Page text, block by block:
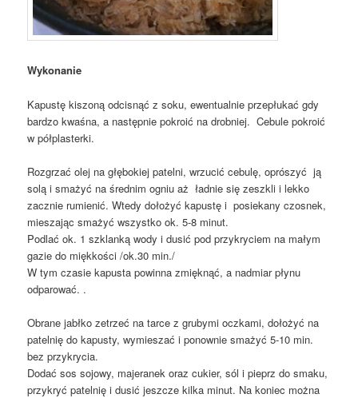
Wykonanie
Kapustę kiszoną odcisnąć z soku, ewentualnie przepłukać gdy
bardzo kwaśna, a następnie pokroić na drobniej. Cebule pokroić
w półplasterki.
Rozgrzać olej na głębokiej patelni, wrzucić cebulę, oprószyć ją
solą i smażyć na średnim ogniu aż ładnie się zeszkli i lekko
zacznie rumienić. Wtedy dołożyć kapustę i posiekany czosnek,
mieszając smażyć wszystko ok. 5-8 minut.
Podlać ok. 1 szklanką wody i dusić pod przykryciem na małym
gazie do miękkości /ok.30 min./
W tym czasie kapusta powinna zmięknąć, a nadmiar płynu
odparować. .
Obrane jabłko zetrzeć na tarce z grubymi oczkami, dołożyć na
patelnię do kapusty, wymieszać i ponownie smażyć 5-10 min.
bez przykrycia.
Dodać sos sojowy, majeranek oraz cukier, sól i pieprz do smaku,
przykryć patelnię i dusić jeszcze kilka minut. Na koniec można